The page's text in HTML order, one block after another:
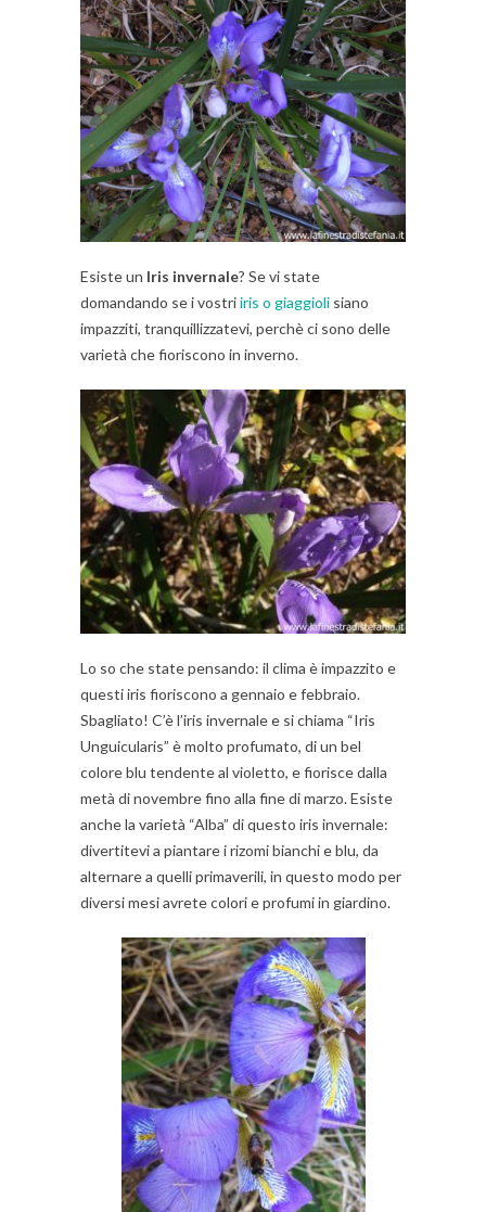
Esiste un Iris invernale? Se vi state
domandando se i vostriiris o giaggioli siano
impazziti, tranquillizzatevi, perchè ci sono delle
varietà che fioriscono in inverno.
Lo so che state pensando: il clima è impazzito e
questi iris fioriscono a gennaio e febbraio.
Sbagliato! C’è l’iris invernale e si chiama “Iris
Unguicularis” è molto profumato, di un bel
colore blu tendente al violetto, e fiorisce dalla
metà di novembre fino alla fine di marzo. Esiste
anche la varietà “Alba” di questo iris invernale:
divertitevi a piantare i rizomi bianchi e blu, da
alternare a quelli primaverili, in questo modo per
diversi mesi avrete colori e profumi in giardino.